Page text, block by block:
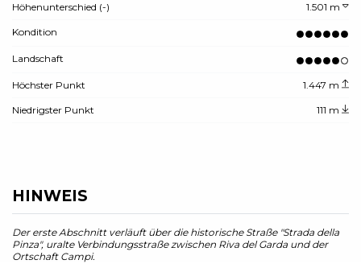
Höhenunterschied (-) 1.501 m
Kondition
Landschaft
Höchster Punkt 1.447 m
Niedrigster Punkt 111 m
HINWEIS
Der erste Abschnitt verläuft über die historische Straße "Strada della
Pinza", uralte Verbindungsstraße zwischen Riva del Garda und der
Ortschaft Campi.